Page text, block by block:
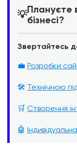
💡Плануєте
бізнесі?
Звертайтесь
💼 Розробки
🛠️ Технічною
🛒 Створення
🤖